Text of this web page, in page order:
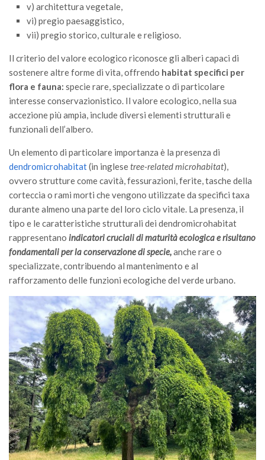
Opportunità di Lavoro
Rassegne
Simposii
Congressi
Pagina Congressi
Premi SISEF
XV Congresso (Sassari 2026)
XIV Congresso (Padova 2024)
XIII Congresso (Orvieto 2022)
XII Congresso (Palermo 2019)
XI Congresso (Roma 2017)
X Congresso (Firenze 2015)
IX Congresso (Bolzano 2013)
VIII Congresso (Rende 2011)
VII Congresso (Isernia 2009)
VI Congresso (Arezzo 2007)
V Congresso (Torino 2003)
IV Congresso (Potenza 2003)
III Congresso (Viterbo 2001)
II Congresso (Bologna 1999)
I Congresso (Padova 1997)
Redazione
v) architettura vegetale,
vi) pregio paesaggistico,
vii) pregio storico, culturale e religioso.
Il criterio del valore ecologico riconosce gli alberi capaci di
sostenere altre forme di vita, offrendo habitat specifici per
flora e fauna: specie rare, specializzate o di particolare
interesse conservazionistico. Il valore ecologico, nella sua
accezione più ampia, include diversi elementi strutturali e
funzionali dell’albero.
Un elemento di particolare importanza è la presenza di
dendromicrohabitat(in inglesetree-related microhabitat),
ovvero strutture come cavità, fessurazioni, ferite, tasche della
corteccia o rami morti che vengono utilizzate da specifici taxa
durante almeno una parte del loro ciclo vitale. La presenza, il
tipo e le caratteristiche strutturali dei dendromicrohabitat
rappresentano indicatori cruciali di maturità ecologica e risultano
fondamentali per la conservazione di specie,anche rare o
specializzate, contribuendo al mantenimento e al
rafforzamento delle funzioni ecologiche del verde urbano.